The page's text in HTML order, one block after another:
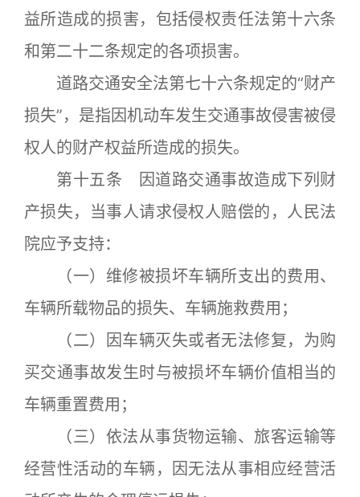
益所造成的损害，包括侵权责任法第十六条
和第二十二条规定的各项损害。
道路交通安全法第七十六条规定的“财产
损失”，是指因机动车发生交通事故侵害被侵
权人的财产权益所造成的损失。
第十五条 因道路交通事故造成下列财
产损失，当事人请求侵权人赔偿的，人民法
院应予支持：
（一）维修被损坏车辆所支出的费用、
车辆所载物品的损失、车辆施救费用；
（二）因车辆灭失或者无法修复，为购
买交通事故发生时与被损坏车辆价值相当的
车辆重置费用；
（三）依法从事货物运输、旅客运输等
经营性活动的车辆，因无法从事相应经营活